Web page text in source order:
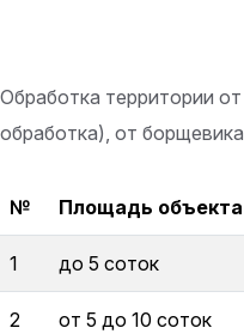
Обработка территории
обработка), от
№ Площадь объекта
1 до 5 соток
2 от 5 до 10 соток